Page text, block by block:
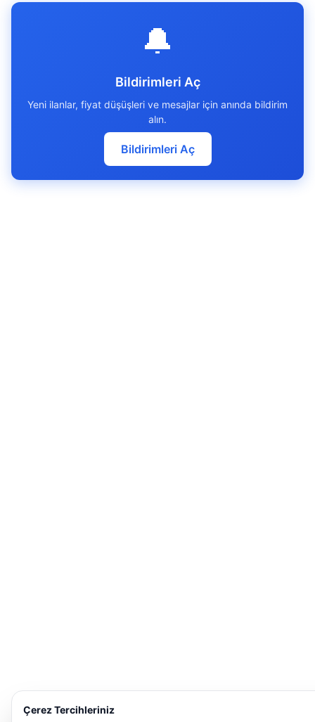
Çerez Tercihleriniz
🔔
Bildirimleri Aç
Yeni ilanlar, fiyat düşüşleri ve mesajlar için anında bildirim
alın.
Bildirimleri Aç